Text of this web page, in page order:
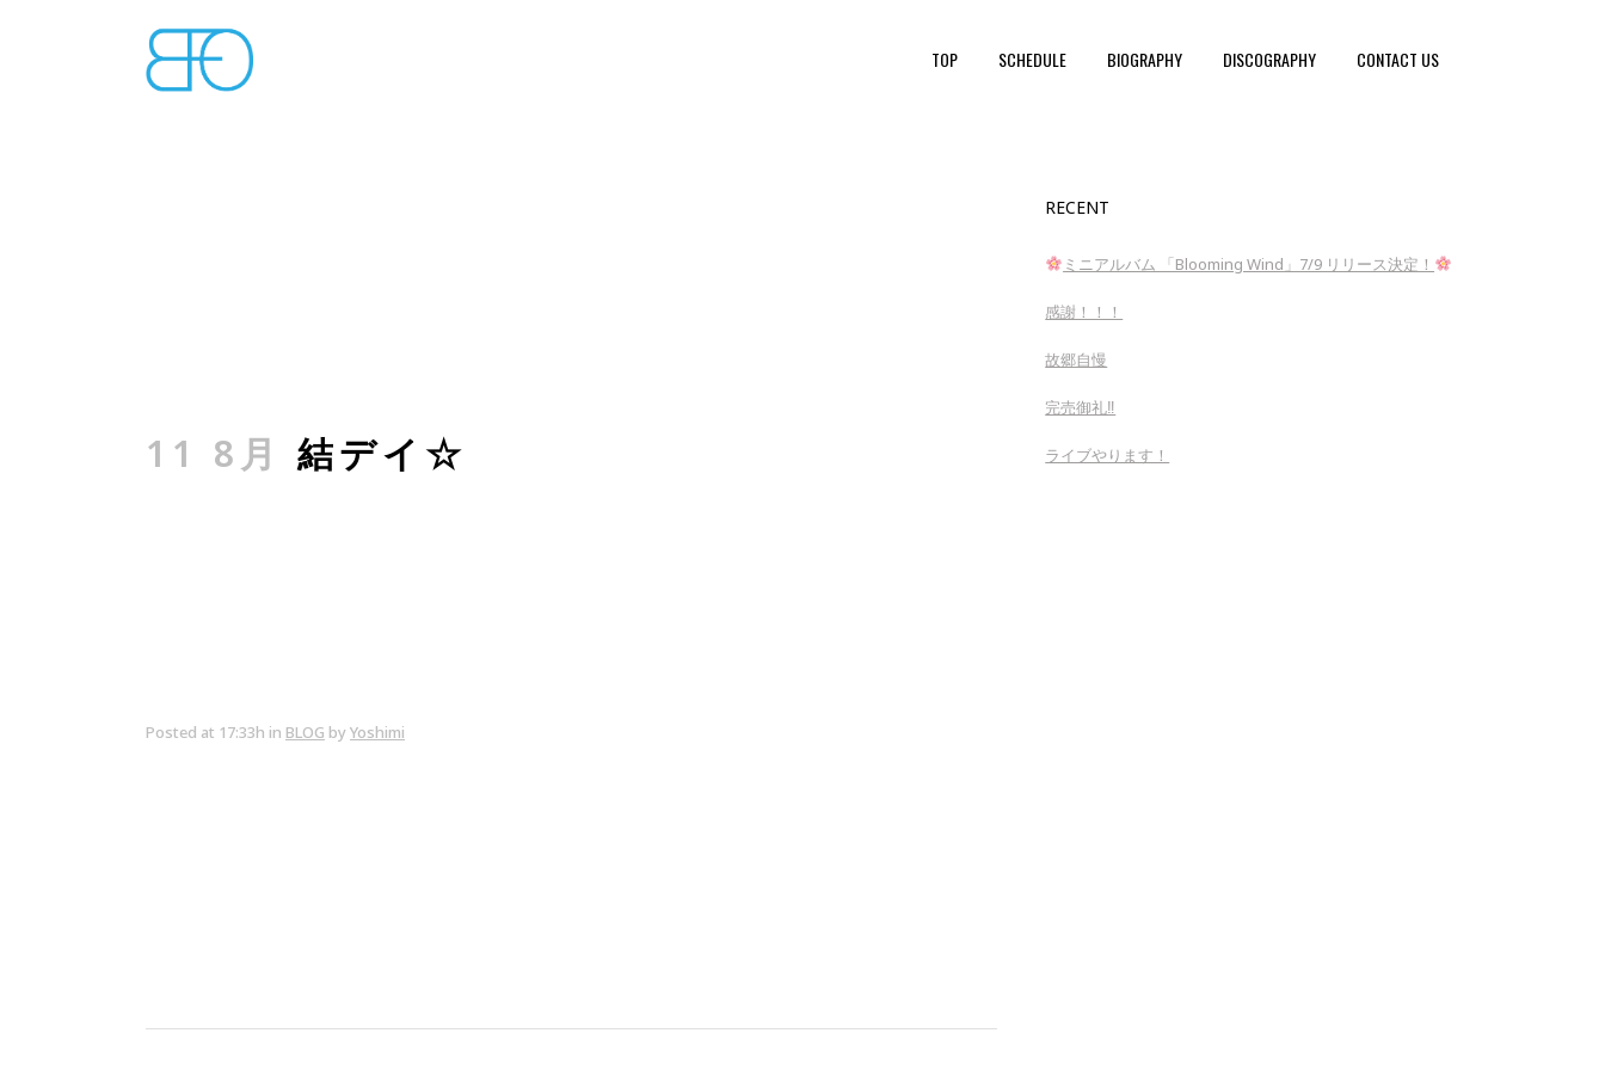
TOP SCHEDULE BIOGRAPHY DISCOGRAPHY CONTACT US
11 8月 結デイ☆
Posted at 17:33h in BLOG byYoshimi
RECENT
ミニアルバム 「Blooming Wind」7/9 リリース決定！
感謝！！！
故郷自慢
完売御礼‼︎
ライブやります！